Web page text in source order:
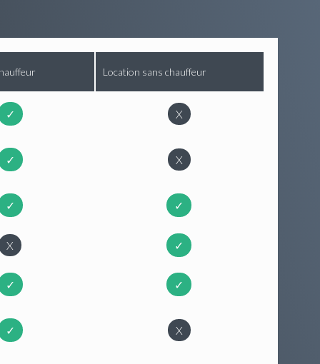
Location sans chauffeur
✓ X
✓ X
✓ ✓
X ✓
✓ ✓
✓ X